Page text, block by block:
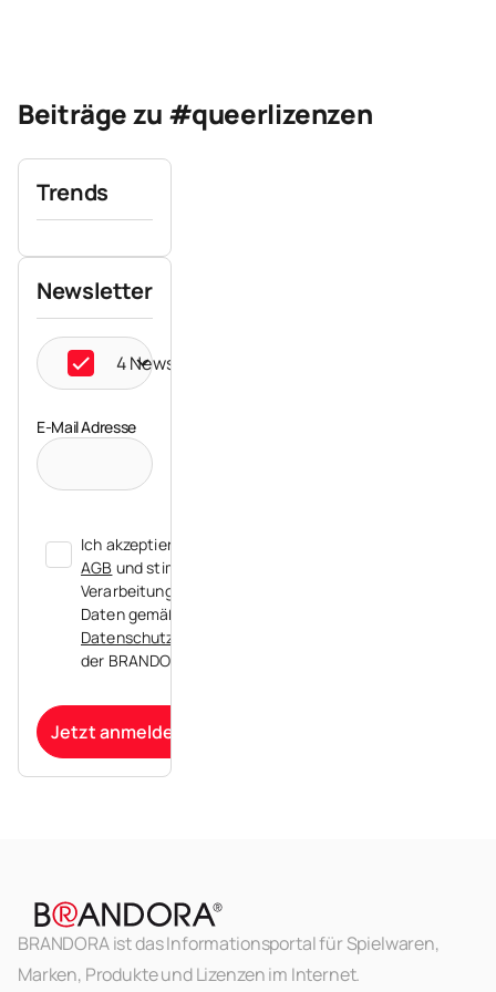
Beiträge zu #queerlizenzen
Trends
Newsletter
4 Newsletter ausgewählt
E-Mail Adresse
Ich akzeptiere die
AGB und stimme der
Verarbeitung meiner
Daten gemäß der
Datenschutzerklärung
der BRANDORA zu.
Jetzt anmelden
BRANDORA ist das Informationsportal für Spielwaren,
Marken, Produkte und Lizenzen im Internet.